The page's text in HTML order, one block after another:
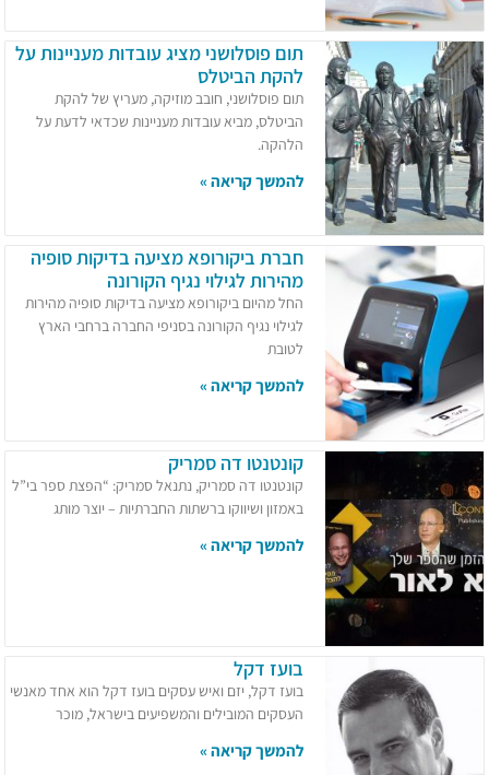
תום פוסלושני מציג עובדות מעניינות על
להקת הביטלס
תום פוסלושני, חובב מוזיקה, מעריץ של להקת
הביטלס, מביא עובדות מעניינות שכדאי לדעת על
הלהקה.
להמשך קריאה »
חברת ביקורופא מציעה בדיקות סופיה
מהירות לגילוי נגיף הקורונה
החל מהיום ביקורופא מציעה בדיקות סופיה מהירות
לגילוי נגיף הקורונה בסניפי החברה ברחבי הארץ
לטובת
להמשך קריאה »
קונטנטו דה סמריק
קונטנטו דה סמריק, נתנאל סמריק: “הפצת ספר בי”ל
באמזון ושיווקו ברשתות החברתיות – יוצר מותג
להמשך קריאה »
בועז דקל
בועז דקל, יזם ואיש עסקים בועז דקל הוא אחד מאנשי
העסקים המובילים והמשפיעים בישראל, מוכר
להמשך קריאה »